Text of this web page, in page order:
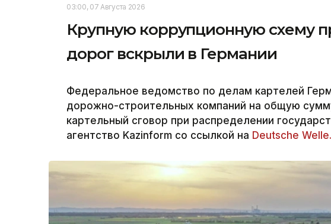
03:00, 07 Августа 2026
Крупную коррупционную схему
дорог вскрыли в Германии
Федеральное ведомство по делам картелей
дорожно-строительных компаний на общую
картельный сговор при распределении
агентство Kazinform со ссылкой на Deutsche Welle.